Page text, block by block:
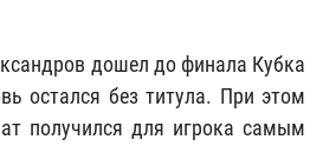
дошел до финала Кубка
остался без титула. При этом
получился для игрока самым